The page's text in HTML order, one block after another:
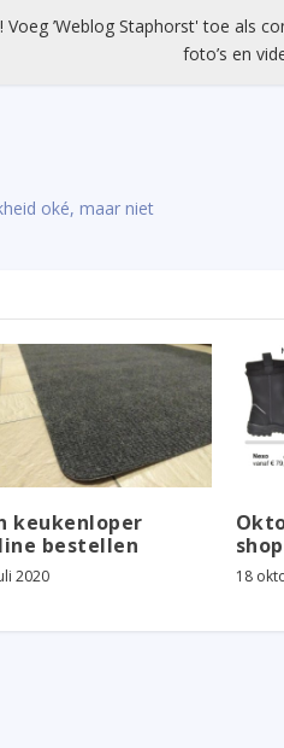
Voeg ’Weblog Staphorst' toe als
foto’s en
oké, maar niet
keukenloper
bestellen
2020 18